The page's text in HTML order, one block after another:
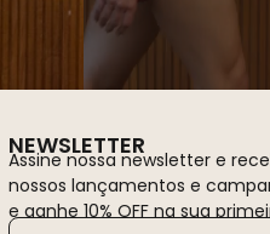
NEWSLETTER
Assine nossa newsletter e
nossos lançamentos e
e ganhe 10% OFF na sua